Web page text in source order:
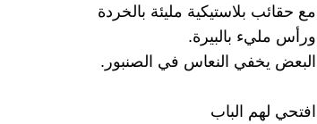
مع حقائب بلاستيكية مليئة بالخردة
ورأس مليء بالبيرة.
البعض يخفي النعاس في الصنبور.
افتحي لهم الباب